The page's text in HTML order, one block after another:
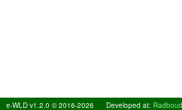
e-WLD v1.2.0 © 2016-2026 Developed at: